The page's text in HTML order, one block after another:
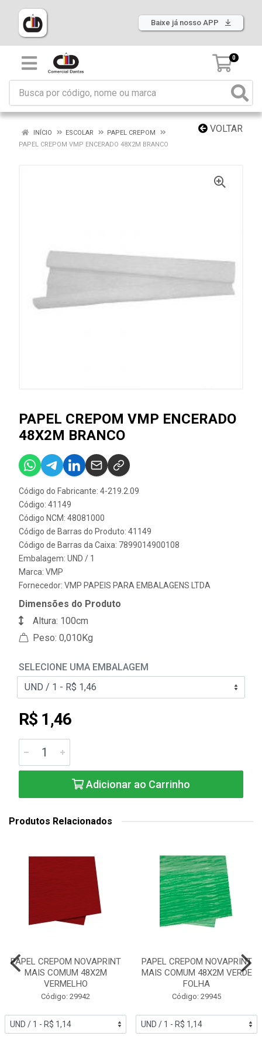
Baixe já nosso APP
0
VOLTAR
INÍCIO ESCOLAR
PAPEL CREPOM
PAPEL CREPOM VMP ENCERADO 48X2M BRANCO
PAPEL CREPOM VMP ENCERADO
48X2M BRANCO
Código do Fabricante: 4-219.2.09
Código: 41149
Código NCM: 48081000
Código de Barras do Produto: 41149
Código de Barras da Caixa: 7899014900108
Embalagem: UND / 1
Marca: VMP
Fornecedor: VMP PAPEIS PARA EMBALAGENS LTDA
Dimensões do Produto
Altura: 100cm
Peso: 0,010Kg
SELECIONE UMA EMBALAGEM
R$ 1,46
Adicionar ao Carrinho
Produtos Relacionados
PAPEL CREPOM NOVAPRINT
MAIS COMUM 48X2M
VERMELHO
Código: 29942
PAPEL CREPOM NOVAPRINT
MAIS COMUM 48X2M VERDE
FOLHA
Código: 29945